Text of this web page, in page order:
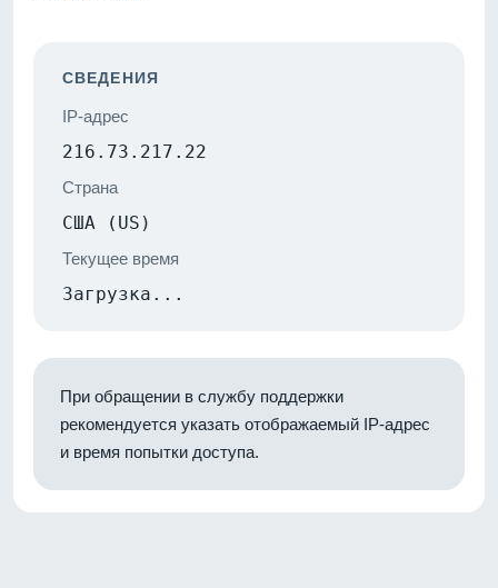
СВЕДЕНИЯ
IP-адрес
216.73.217.22
Страна
США (US)
Текущее время
Загрузка...
При обращении в службу поддержки
рекомендуется указать отображаемый IP-адрес
и время попытки доступа.